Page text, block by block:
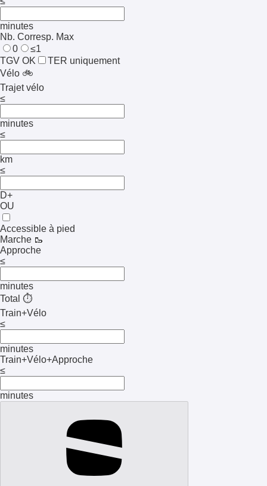
minutes
Nb. Corresp. Max
0
≤1
TGV OK
TER uniquement
Vélo 🚲
Trajet vélo
≤
minutes
≤
km
≤
D+
OU
Accessible à pied
Marche 🥾
Approche
≤
minutes
Total ⏱️
Train+Vélo
≤
minutes
Train+Vélo+Approche
≤
minutes